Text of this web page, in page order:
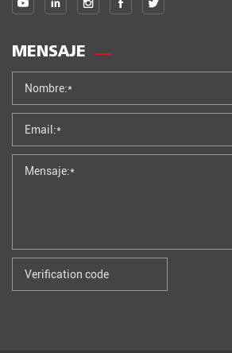
MENSAJE